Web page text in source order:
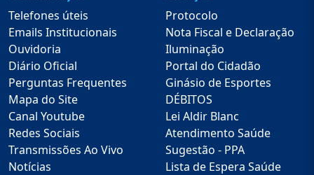
Telefones úteis
Emails Institucionais
Ouvidoria
Diário Oficial
Perguntas Frequentes
Mapa do Site
Canal Youtube
Redes Sociais
Transmissões Ao Vivo
Notícias
Protocolo
Nota Fiscal e Declaração
Iluminação
Portal do Cidadão
Ginásio de Esportes
DÉBITOS
Lei Aldir Blanc
Atendimento Saúde
Sugestão - PPA
Lista de Espera Saúde